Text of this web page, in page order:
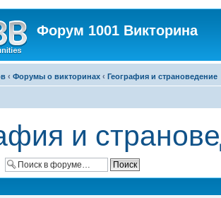
Форум 1001 Викторина
‹ Форумы о викторинах ‹ География и страноведение
и